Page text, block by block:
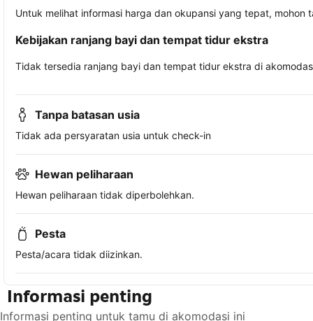
Untuk melihat informasi harga dan okupansi yang tepat,
Kebijakan ranjang bayi dan tempat tidur ekstra
Tidak tersedia ranjang bayi dan tempat tidur ekstra di
Tanpa batasan usia
Tidak ada persyaratan usia untuk check-in
Hewan peliharaan
Hewan peliharaan tidak diperbolehkan.
Pesta
Pesta/acara tidak diizinkan.
Informasi penting
Informasi penting untuk tamu di akomodasi ini